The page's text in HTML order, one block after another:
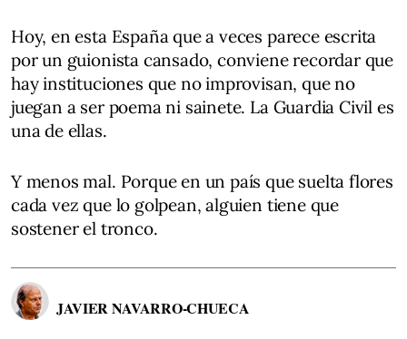
Hoy, en esta España que a veces parece escrita
por un guionista cansado, conviene recordar que
hay instituciones que no improvisan, que no
juegan a ser poema ni sainete. La Guardia Civil es
una de ellas.
Y menos mal. Porque en un país que suelta flores
cada vez que lo golpean, alguien tiene que
sostener el tronco.
JAVIER NAVARRO-CHUECA